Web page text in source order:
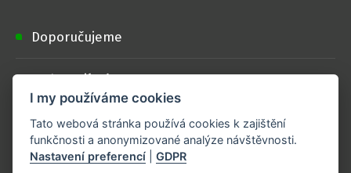
Doporučujeme
Podporují nás
Spolupracujte s námi
Loga ke stažení
I my používáme cookies
Tato webová stránka používá cookies k zajištění
funkčnosti a anonymizované analýze návštěvnosti.
Nastavení preferencí |GDPR